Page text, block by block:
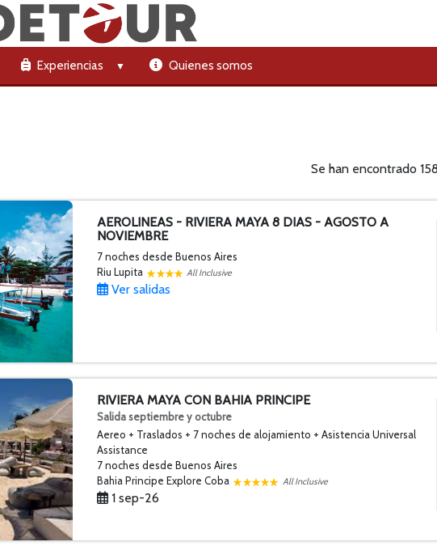
Experiencias Quienes somos
Se han encontrado
AEROLINEAS - RIVIERA MAYA 8 DIAS - AGOSTO A
NOVIEMBRE
7 noches desde Buenos Aires
Riu Lupita
All Inclusive
Ver salidas
RIVIERA MAYA CON BAHIA PRINCIPE
Salida septiembre y octubre
Aereo + Traslados + 7 noches de alojamiento + Asistencia Universal
Assistance
7 noches desde Buenos Aires
Bahia Principe Explore Coba
All Inclusive
1 sep-26